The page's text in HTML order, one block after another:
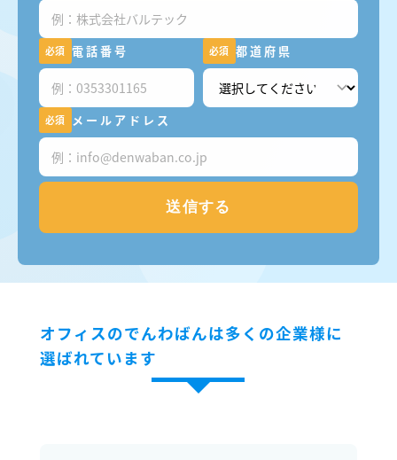
必須 電話番号 必須 都道府県
必須 メールアドレス
オフィスのでんわばんは多くの企業様に
選ばれています